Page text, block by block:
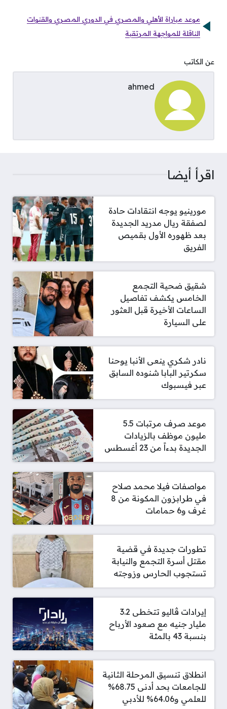
موعد مباراة الأهلي والمصري في الدوري المصري والقنوات
الناقلة للمواجهة المرتقبة
عن الكاتب
ahmed
اقرأ أيضا
مورينيو يوجه انتقادات حادة
لصفقة ريال مدريد الجديدة
بعد ظهوره الأول بقميص
الفريق
شقيق ضحية التجمع
الخامس يكشف تفاصيل
الساعات الأخيرة قبل العثور
على السيارة
نادر شكري ينعى الأنبا يوحنا
سكرتير البابا شنوده السابق
عبر فيسبوك
موعد صرف مرتبات 5.5
مليون موظف بالزيادات
الجديدة بدءاً من 23 أغسطس
مواصفات فيلا محمد صلاح
في طرابزون المكونة من 8
غرف و6 حمامات
تطورات جديدة في قضية
مقتل أسرة التجمع والنيابة
تستجوب الحارس وزوجته
إيرادات ڤاليو تتخطى 3.2
مليار جنيه مع صعود الأرباح
بنسبة 43 بالمئة
انطلاق تنسيق المرحلة الثانية
للجامعات بحد أدنى 68.75%
للعلمي و64.06% للأدبي